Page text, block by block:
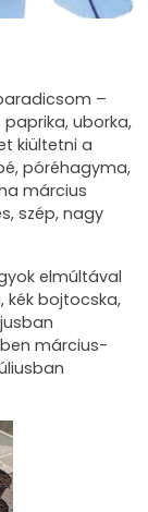
–
uborka,
kiültetni a
póréhagyma,
március
szép, nagy
elmúltával
kék bojtocska,
március-